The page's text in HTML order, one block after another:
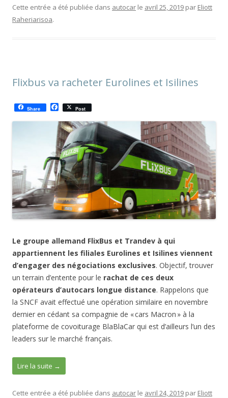
Cette entrée a été publiée dans autocar le avril 25, 2019 par Eliott
Raheriarisoa.
Flixbus va racheter Eurolines et Isilines
Share
a
c
e
b
o
o
k
Post
Le groupe allemand FlixBus et Trandev à qui
appartiennent les filiales Eurolines et Isilines viennent
d’engager des négociations exclusives. Objectif, trouver
un terrain d’entente pour le rachat de ces deux
opérateurs d’autocars longue distance. Rappelons que
la SNCF avait effectué une opération similaire en novembre
dernier en cédant sa compagnie de « cars Macron » à la
plateforme de covoiturage BlaBlaCar qui est d’ailleurs l’un des
leaders sur le marché français.
Lire la suite →
Cette entrée a été publiée dans autocar le avril 24, 2019 par Eliott